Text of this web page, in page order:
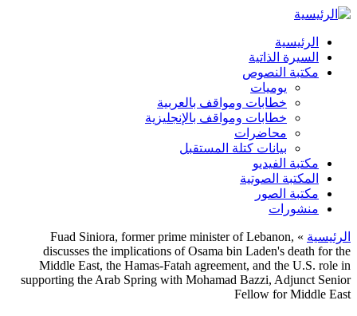
الرئيسية
السيرة الذاتية
مكتبة النصوص
يوميات
خطابات ومواقف بالعربية
خطابات ومواقف بالإنجليزية
محاضرات
بيانات كتلة المستقبل
مكتبة الفيديو
المكتبة الصوتية
مكتبة الصور
منشورات
أنت هنا
الرئيسية
» Fuad Siniora, former prime minister of Lebanon,
discusses the implications of Osama bin Laden's death for the
Middle East, the Hamas-Fatah agreement, and the U.S. role in
supporting the Arab Spring with Mohamad Bazzi, Adjunct Senior
Fellow for Middle East